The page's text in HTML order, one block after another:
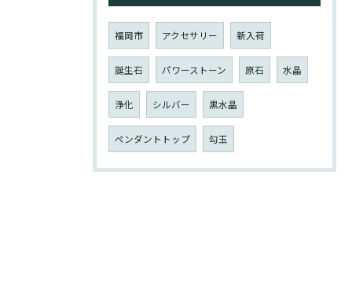
福岡市 アクセサリー 新入荷
誕生石 パワーストーン 原石 水晶
浄化 シルバー 黒水晶
ペンダントトップ 勾玉